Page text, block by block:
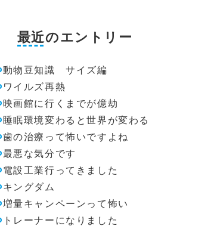
最近のエントリー
動物豆知識 サイズ編
ワイルズ再熱
映画館に行くまでが億劫
睡眠環境変わると世界が変わる
歯の治療って怖いですよね
最悪な気分です
電設工業行ってきました
キングダム
増量キャンペーンって怖い
トレーナーになりました